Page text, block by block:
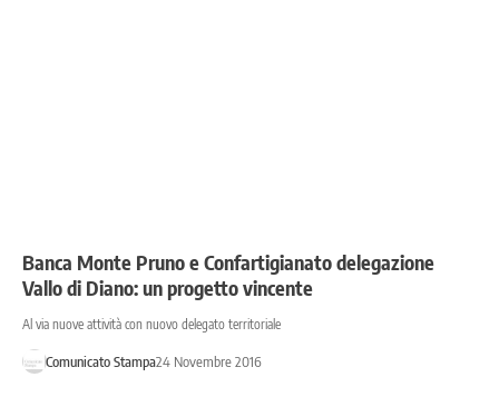
Banca Monte Pruno e Confartigianato delegazione
Vallo di Diano: un progetto vincente
Al via nuove attività con nuovo delegato territoriale
Comunicato Stampa24 Novembre 2016